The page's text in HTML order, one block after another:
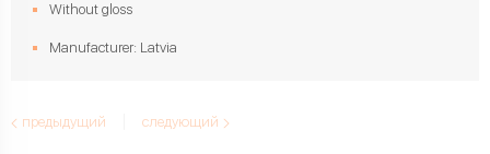
Without gloss
Manufacturer: Latvia
предыдущий следующий